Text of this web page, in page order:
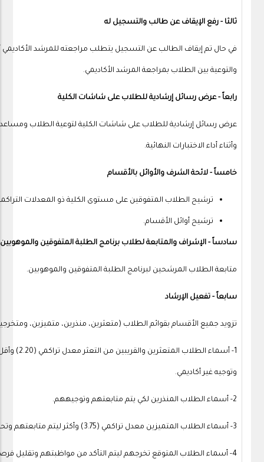
ثالثا - رفع الإيقاف عن طالب والتسجيل له
في حال تم إيقاف الطالب عن التسجيل يتطلب مراجعته للمرشد الأكاديمي
والتوعية بين الطلاب بمراجعة المرشد الأكاديمي.
رابعاً - عرض رسائل إرشادية للطلاب على شاشات الكلية
عرض رسائل إرشادية للطلاب على شاشات الكلية لتوعية الطلاب
وأثناء أداء الاختبارات النهائية. ​
خامساً - لائحة الشرف والأوائل بالأقسام
ترشيح الطلاب المتفوقين على مستوى الكلية ذو المعدلات
ترشيح أوائل الأقسام.
سادساً - الإشراف والمتابعة لطلاب برنامج الطلبة المتفوقين والموهوبين
متابعة الطلاب المرشحين لبرنامج الطلبة المتفوقين والموهوبين.
سابعاً - تفعيل الإرشاد
تزويد جميع الأقسام بقوائم الطلاب (متعثرين، منذرين، متميزين،
1- أسماء
وتوجيه غير أكاديمي.
2- أسماء الطلاب المنذرين لكي يتم متابعتهم وتوجيههم.
3- أسماء الطلاب المتميزين معدل تراكمي (3.75) وأكثر ليتم متابعتهم وتحفيزهم.
4- أسماء الطلاب المتوقع تخرجهم ليتم التأكد من مواظبتهم وتقليل فرصة تأخرهم.